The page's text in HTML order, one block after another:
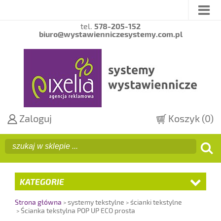
tel. 578-205-152
biuro@wystawienniczesystemy.com.pl
Zaloguj Koszyk (0)
KATEGORIE
Strona główna systemy tekstylne
ścianki tekstylne
Ścianka tekstylna POP UP ECO prosta